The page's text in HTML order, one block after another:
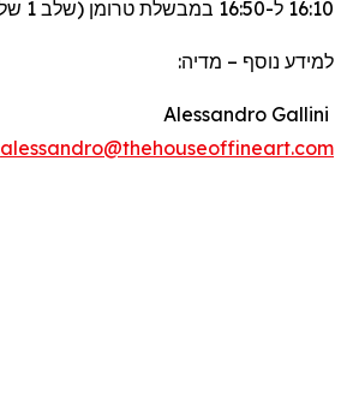
16:10 ל-16:50 במבשלת טרומן (שלב 1 של טרומן).
למידע נוסף – מדיה:
Alessandro Gallini
alessandro@thehouseoffineart.com